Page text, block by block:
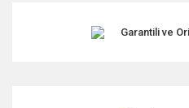
Garantili ve